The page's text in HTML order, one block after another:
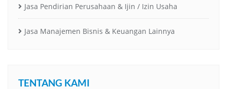
Jasa Pendirian Perusahaan & Ijin / Izin Usaha
Jasa Manajemen Bisnis & Keuangan Lainnya
TENTANG KAMI